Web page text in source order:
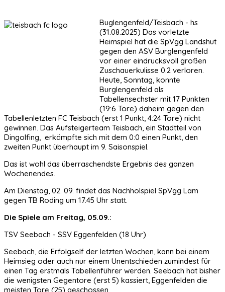
Buglengenfeld/Teisbach - hs
(31.08.2025) Das vorletzte
Heimspiel hat die SpVgg Landshut
gegen den ASV Burglengenfeld
vor einer eindrucksvoll großen
Zuschauerkulisse 0.2 verloren.
Heute, Sonntag, konnte
Burglengenfeld als
Tabellensechster mit 17 Punkten
(19:6 Tore) daheim gegen den
Tabellenletzten FC Teisbach (erst 1 Punkt, 4:24 Tore) nicht
gewinnen. Das Aufsteigerteam Teisbach, ein Stadtteil von
Dingolfing, erkämpfte sich mit dem 0:0 einen Punkt, den
zweiten Punkt überhaupt im 9. Saisonspiel.
Das ist wohl das überraschendste Ergebnis des ganzen
Wochenendes.
Am Dienstag, 02. 09. findet das Nachholspiel SpVgg Lam
gegen TB Roding um 17.45 Uhr statt.
Die Spiele am Freitag, 05.09.:
TSV Seebach - SSV Eggenfelden (18 Uhr)
Seebach, die Erfolgself der letzten Wochen, kann bei einem
Heimsieg oder auch nur einem Unentschieden zumindest für
einen Tag erstmals Tabellenführer werden. Seebach hat bisher
die wenigsten Gegentore (erst 5) kassiert, Eggenfelden die
meisten Tore (25) geschossen.